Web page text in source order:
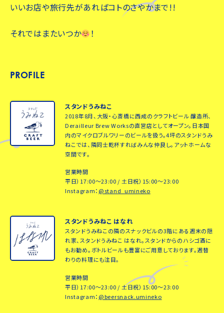
いいお店や旅行先があればコトのさやかまで!!
それではまたいつか ！
PROFILE
スタンドうみねこ
2018年8月、大阪・心斎橋に西成のクラフトビール 醸造所、
Derailleur Brew Worksの直営店としてオープン。日本国
内のマイクロブルワリーのビールを扱う。4坪のスタンドうみ
ねこでは、隣同士乾杯すればみんな仲良し。アットホームな
空間です。
営業時間
平日）17:00～23:00 / 土日祝）15:00～23:00
Instagram： @stand_umineko
スタンドうみねこ はなれ
スタンドうみねこの隣のスナックビルの3階にある週末の隠
れ家、スタンドうみねこ はなれ。スタンドからのハシゴ酒に
もお勧め。ボトルビールも豊富にご用意しております。週替
わりの料理にも注目。
営業時間
平日）17:00～23:00 / 土日祝）15:00～23:00
Instagram： @beersnack.umineko